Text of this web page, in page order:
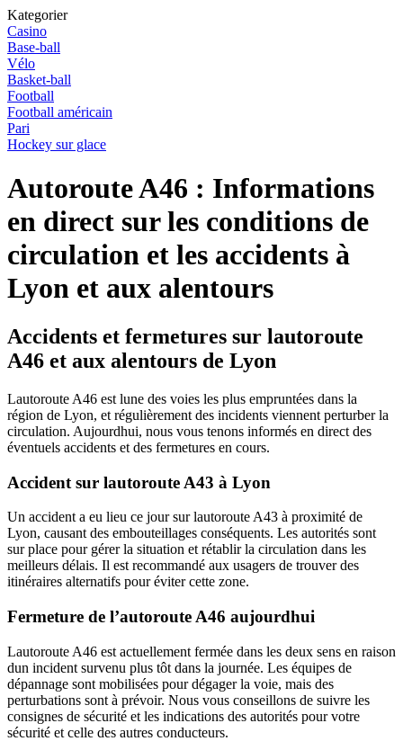
Kategorier
Casino
Base-ball
Vélo
Basket-ball
Football
Football américain
Pari
Hockey sur glace
Autoroute A46 : Informations
en direct sur les conditions de
circulation et les accidents à
Lyon et aux alentours
Accidents et fermetures sur lautoroute
A46 et aux alentours de Lyon
Lautoroute A46 est lune des voies les plus empruntées dans la
région de Lyon, et régulièrement des incidents viennent perturber la
circulation. Aujourdhui, nous vous tenons informés en direct des
éventuels accidents et des fermetures en cours.
Accident sur lautoroute A43 à Lyon
Un accident a eu lieu ce jour sur lautoroute A43 à proximité de
Lyon, causant des embouteillages conséquents. Les autorités sont
sur place pour gérer la situation et rétablir la circulation dans les
meilleurs délais. Il est recommandé aux usagers de trouver des
itinéraires alternatifs pour éviter cette zone.
Fermeture de l’autoroute A46 aujourdhui
Lautoroute A46 est actuellement fermée dans les deux sens en raison
dun incident survenu plus tôt dans la journée. Les équipes de
dépannage sont mobilisées pour dégager la voie, mais des
perturbations sont à prévoir. Nous vous conseillons de suivre les
consignes de sécurité et les indications des autorités pour votre
sécurité et celle des autres conducteurs.